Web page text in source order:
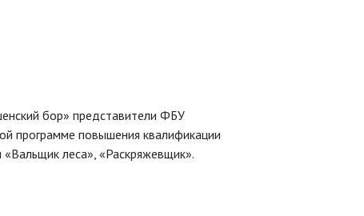
бор» представители ФБУ
программе повышения квалификации
леса», «Раскряжевщик».